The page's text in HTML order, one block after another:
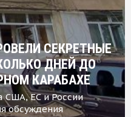
СЕКРЕТНЫЕ
ДНЕЙ ДО
КАРАБАХЕ
США, ЕС и России
обсуждения